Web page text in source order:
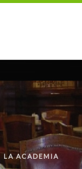
LA ACADEMIA